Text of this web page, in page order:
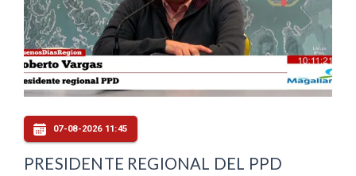
07-08-2026 11:45
PRESIDENTE REGIONAL DEL PPD